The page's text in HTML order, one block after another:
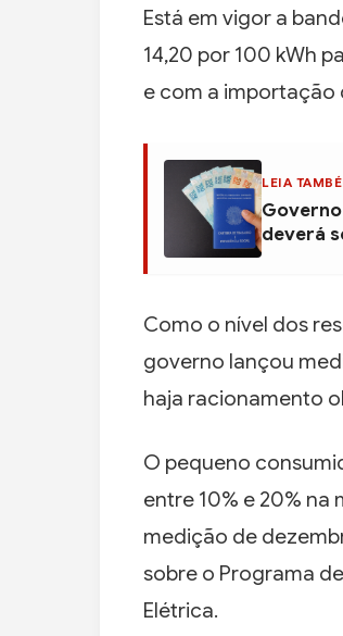
Está em vigor a
14,20 por 100 kWh
e com a importação
LEIA
deverá
Como o nível dos
governo lançou
haja racionamento
O pequeno
entre 10% e 20%
medição de
sobre o Programa
Elétrica.